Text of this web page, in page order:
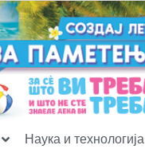
Наука и технологија